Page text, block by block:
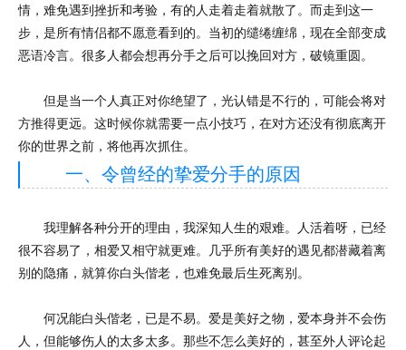
情，难免遇到挫折和考验，有的人走着走着就散了。而走到这一
步，是所有情侣都不愿意看到的。当初的缱绻缠绵，现在全部变成
恶语冷言。很多人都会想再分手之后可以挽回对方，破镜重圆。
但是当一个人真正对你绝望了，光认错是不行的，可能会将对
方推得更远。这时候你就需要一点小技巧，在对方还没有彻底离开
你的世界之前，将他再次抓住。
一、令曾经的挚爱分手的原因
我理解各种分开的理由，我深知人生的艰难。人活着呀，已经
很不容易了，相爱又相守就更难。几乎所有美好的遇见都潜藏着离
别的隐痛，就算你白头偕老，也难免最后生死离别。
何况能白头偕老，已是不易。爱是美好之物，爱本身并不会伤
人，但能够伤人的太多太多。那些不怎么美好的，甚至外人评论起